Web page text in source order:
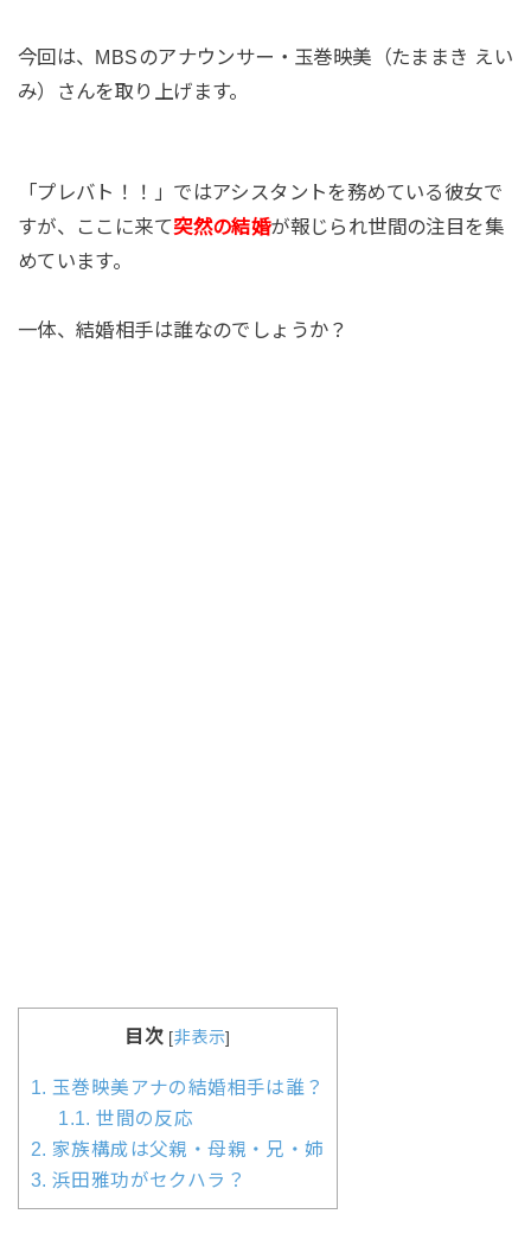
今回は、MBSのアナウンサー・玉巻映美（たままき えい
み）さんを取り上げます。
「プレバト！！」ではアシスタントを務めている彼女で
すが、ここに来て突然の結婚が報じられ世間の注目を集
めています。
一体、結婚相手は誰なのでしょうか？
目次 [非表示]
1. 玉巻映美アナの結婚相手は誰？
1.1. 世間の反応
2. 家族構成は父親・母親・兄・姉
3. 浜田雅功がセクハラ？